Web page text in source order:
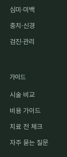
심미·미백
충치·신경
검진·관리
가이드
시술 비교
비용 가이드
치료 전 체크
자주 묻는 질문